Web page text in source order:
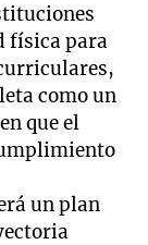
física para
como un
que el
un plan